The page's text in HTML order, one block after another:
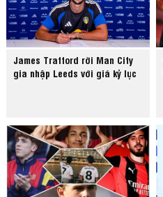
James Trafford rời Man City
gia nhập Leeds với giá kỷ lục